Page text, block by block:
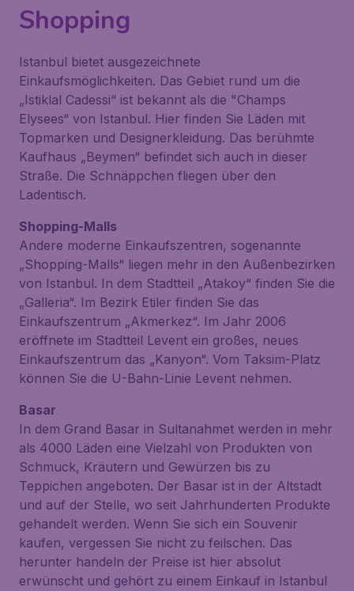
Shopping
Istanbul bietet ausgezeichnete
Einkaufsmöglichkeiten. Das Gebiet rund um die
„Istiklal Cadessi“ ist bekannt als die "Champs
Elysees“ von Istanbul. Hier finden Sie Läden mit
Topmarken und Designerkleidung. Das berühmte
Kaufhaus „Beymen“ befindet sich auch in dieser
Straße. Die Schnäppchen fliegen über den
Ladentisch.
Shopping-Malls
Andere moderne Einkaufszentren, sogenannte
„Shopping-Malls“ liegen mehr in den Außenbezirken
von Istanbul. In dem Stadtteil „Atakoy“ finden Sie die
„Galleria“. Im Bezirk Etiler finden Sie das
Einkaufszentrum „Akmerkez“. Im Jahr 2006
eröffnete im Stadtteil Levent ein großes, neues
Einkaufszentrum das „Kanyon“. Vom Taksim-Platz
können Sie die U-Bahn-Linie Levent nehmen.
Basar
In dem Grand Basar in Sultanahmet werden in mehr
als 4000 Läden eine Vielzahl von Produkten von
Schmuck, Kräutern und Gewürzen bis zu
Teppichen angeboten. Der Basar ist in der Altstadt
und auf der Stelle, wo seit Jahrhunderten Produkte
gehandelt werden. Wenn Sie sich ein Souvenir
kaufen, vergessen Sie nicht zu feilschen. Das
herunter handeln der Preise ist hier absolut
erwünscht und gehört zu einem Einkauf in Istanbul